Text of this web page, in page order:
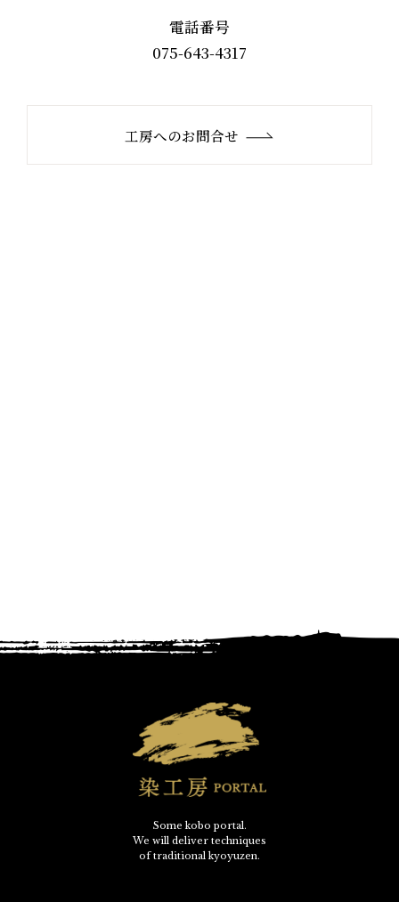
電話番号
075-643-4317
工房へのお問合せ
Some kobo portal.
We will deliver techniques
of traditional kyoyuzen.